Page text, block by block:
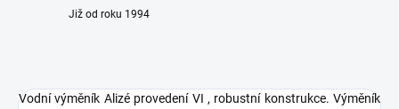
Již od roku 1994
Vodní výměník Alizé provedení VI , robustní konstrukce. Výměník